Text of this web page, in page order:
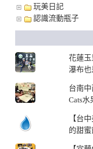
玩美日記
認識流動瓶子
花蓮玉
瀑布也
台南
Cats水
【台
的甜蜜